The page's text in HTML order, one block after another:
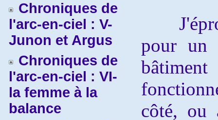
Chroniques de
l'arc-en-ciel : V-
Junon et Argus
Chroniques de
l'arc-en-ciel : VI-
la femme à la
balance
pour un
côté, ou